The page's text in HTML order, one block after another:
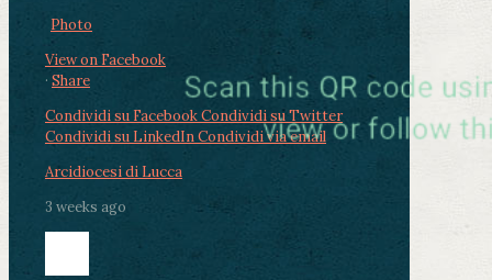
Photo
View on Facebook
· Share
Condividi su FacebookCondividi su Twitter
Condividi su LinkedInCondividi via email
Arcidiocesi di Lucca
3 weeks ago